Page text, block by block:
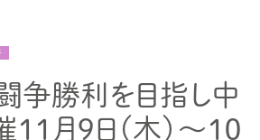
争勝利を目指し中
１月９日（木）～１０